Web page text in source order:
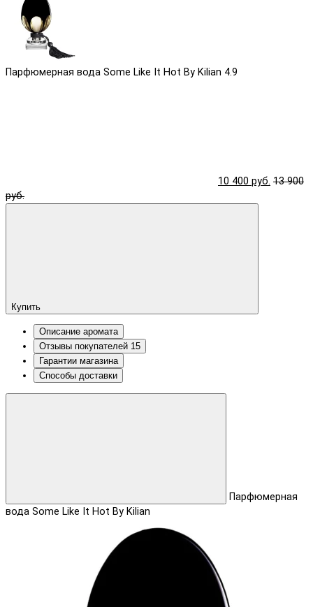
Парфюмерная вода Some Like It Hot By Kilian 4.9
10 400 руб. 13 900
руб.
Купить
Описание аромата
Отзывы покупателей 15
Гарантии магазина
Способы доставки
Парфюмерная
вода Some Like It Hot By Kilian